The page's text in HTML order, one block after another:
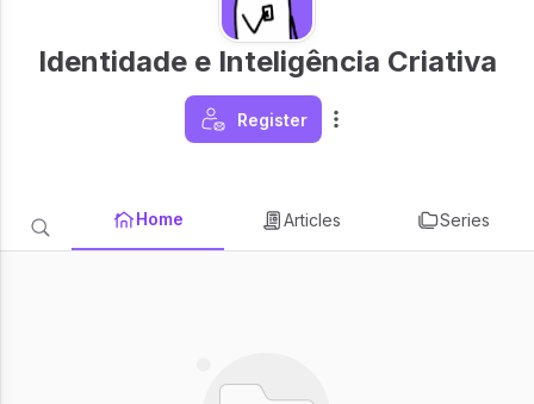
Identidade e Inteligência Criativa
Register
Home Articles Series